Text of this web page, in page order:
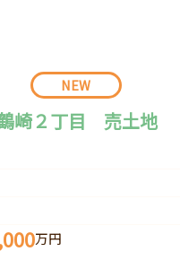
NEW
崎２丁目 売土地
万円